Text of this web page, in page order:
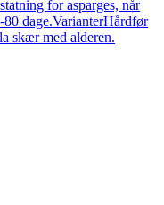
for asparges, når
dage.VarianterHårdfør
skær med alderen.